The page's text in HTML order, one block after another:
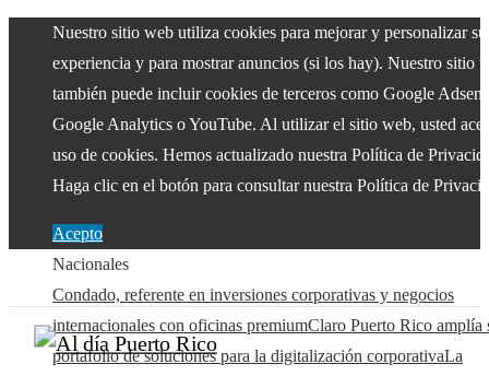
Nuestro sitio web utiliza cookies para mejorar y personalizar su
experiencia y para mostrar anuncios (si los hay). Nuestro sitio
también puede incluir cookies de terceros como Google
Google Analytics o YouTube. Al utilizar el sitio web, usted
uso de cookies. Hemos actualizado nuestra Política de
Haga clic en el botón para consultar nuestra Política de
Acepto
Nacionales
Condado, referente en inversiones corporativas y negocios
internacionales con oficinas premiumClaro Puerto Rico amplía
portafolio de soluciones para la digitalización corporativaLa